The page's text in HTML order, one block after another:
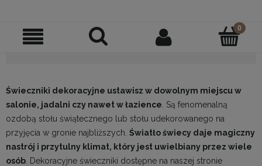
Świeczniki dekoracyjne ustawisz w dowolnym miejscu w
salonie, jadalni czy nawet w łazience . Są fenomenalną
ozdobą stołu świątecznego lub stołu udekorowanego na
przyjęcia w gronie najbliższych. Światło świecy daje magiczny
nastrój i przytulny klimat, który jest uwielbiany przez wiele
osób . Dekoracyjne świeczniki dostępne na naszej stronie